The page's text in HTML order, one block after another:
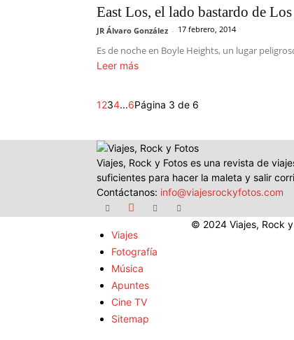
East Los, el lado bastardo de
JR Álvaro González - 17 febrero, 2014
Es de noche en Boyle Heights, un lugar
Leer más
1234...6Página 3 de 6
Viajes, Rock y Fotos es una revista de
suficientes para hacer la maleta y salir
Contáctanos: info@viajesrockyfotos.com
Viajes
Fotografía
Música
Apuntes
Cine TV
Sitemap
© 2024 Viajes, Rock